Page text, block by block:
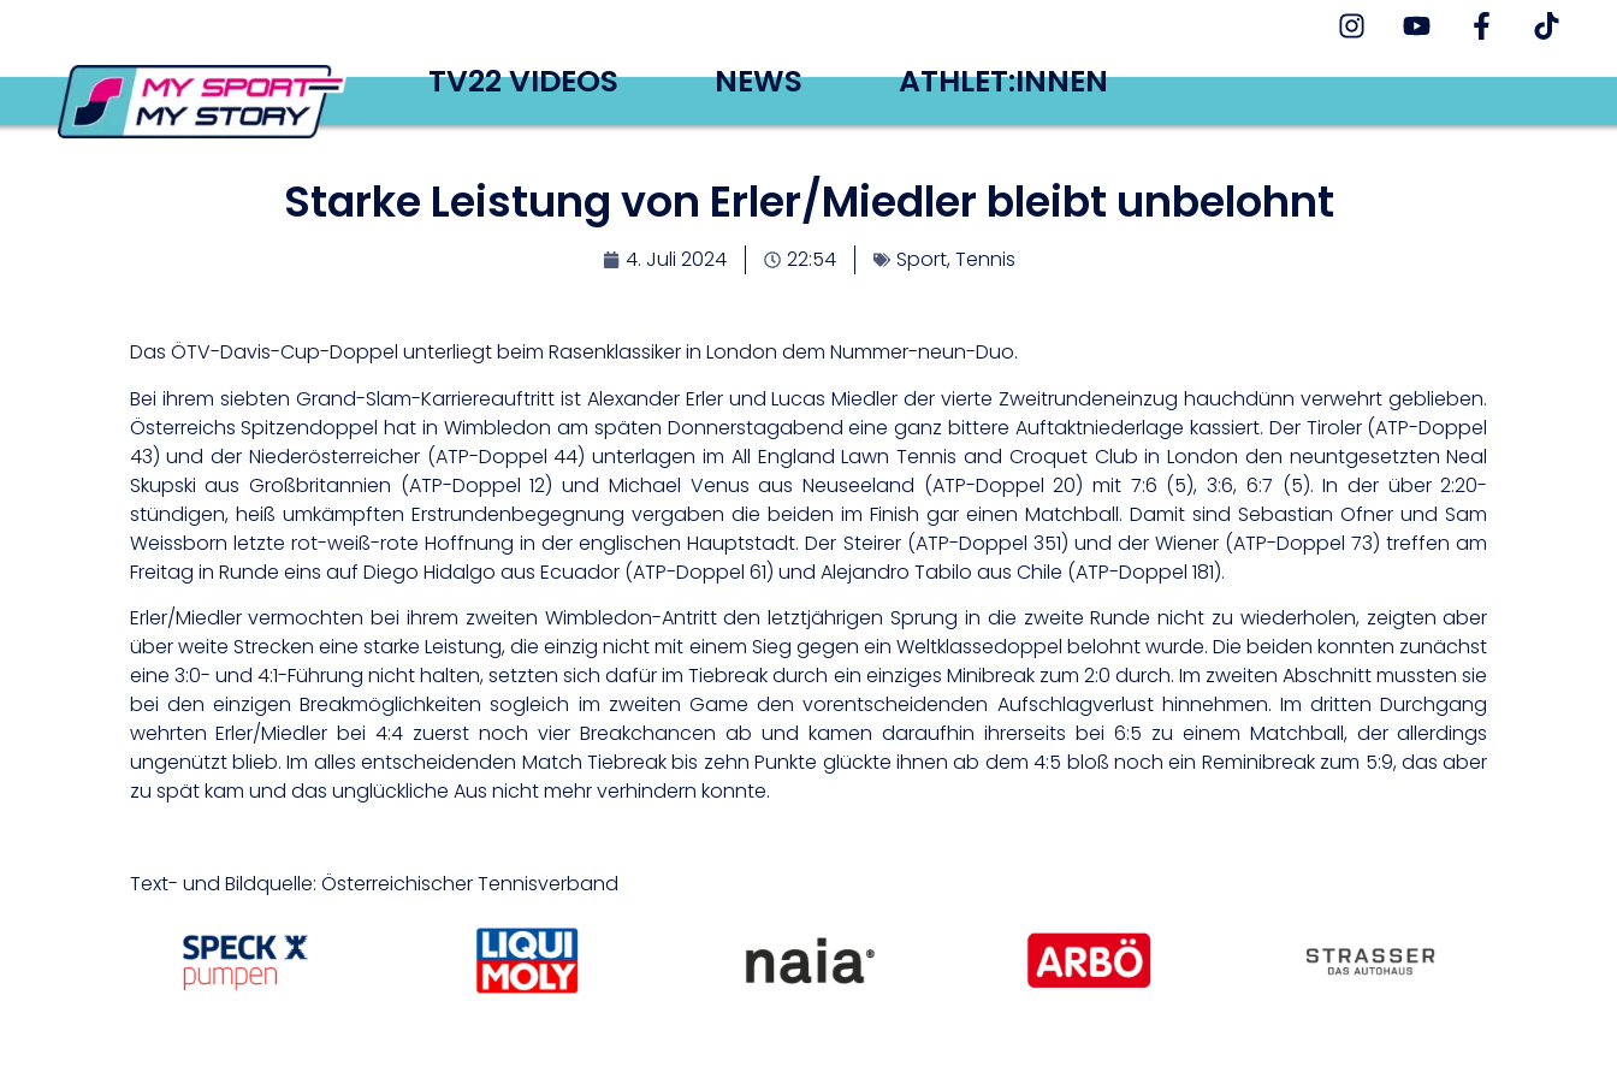
TV22 VIDEOS NEWS ATHLET:INNEN
Starke Leistung von Erler/Miedler bleibt unbelohnt
4. Juli 2024 22:54 Sport,Tennis
Das ÖTV-Davis-Cup-Doppel unterliegt beim Rasenklassiker in London dem Nummer-neun-Duo.
Bei ihrem siebten Grand-Slam-Karriereauftritt ist Alexander Erler und Lucas Miedler der vierte Zweitrundeneinzug hauchdünn verwehrt geblieben.
Österreichs Spitzendoppel hat in Wimbledon am späten Donnerstagabend eine ganz bittere Auftaktniederlage kassiert. Der Tiroler (ATP-Doppel
43) und der Niederösterreicher (ATP-Doppel 44) unterlagen im All England Lawn Tennis and Croquet Club in London den neuntgesetzten Neal
Skupski aus Großbritannien (ATP-Doppel 12) und Michael Venus aus Neuseeland (ATP-Doppel 20) mit 7:6 (5), 3:6, 6:7 (5). In der über 2:20-
stündigen, heiß umkämpften Erstrundenbegegnung vergaben die beiden im Finish gar einen Matchball. Damit sind Sebastian Ofner und Sam
Weissborn letzte rot-weiß-rote Hoffnung in der englischen Hauptstadt. Der Steirer (ATP-Doppel 351) und der Wiener (ATP-Doppel 73) treffen am
Freitag in Runde eins auf Diego Hidalgo aus Ecuador (ATP-Doppel 61) und Alejandro Tabilo aus Chile (ATP-Doppel 181).
Erler/Miedler vermochten bei ihrem zweiten Wimbledon-Antritt den letztjährigen Sprung in die zweite Runde nicht zu wiederholen, zeigten aber
über weite Strecken eine starke Leistung, die einzig nicht mit einem Sieg gegen ein Weltklassedoppel belohnt wurde. Die beiden konnten zunächst
eine 3:0- und 4:1-Führung nicht halten, setzten sich dafür im Tiebreak durch ein einziges Minibreak zum 2:0 durch. Im zweiten Abschnitt mussten sie
bei den einzigen Breakmöglichkeiten sogleich im zweiten Game den vorentscheidenden Aufschlagverlust hinnehmen. Im dritten Durchgang
wehrten Erler/Miedler bei 4:4 zuerst noch vier Breakchancen ab und kamen daraufhin ihrerseits bei 6:5 zu einem Matchball, der allerdings
ungenützt blieb. Im alles entscheidenden Match Tiebreak bis zehn Punkte glückte ihnen ab dem 4:5 bloß noch ein Reminibreak zum 5:9, das aber
zu spät kam und das unglückliche Aus nicht mehr verhindern konnte.
Text- und Bildquelle: Österreichischer Tennisverband